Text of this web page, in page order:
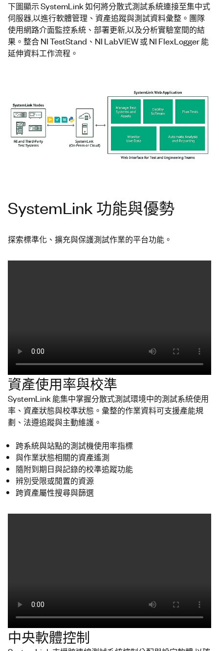
下圖顯示 SystemLink 如何將分散式測試系統連接至集中式
伺服器,以進行軟體管理、資產追蹤與測試資料彙整。團隊
使用網路介面監控系統、部署更新,以及分析實驗室間的結
果。整合 NI TestStand、NI LabVIEW 或 NI FlexLogger 能
延伸資料工作流程。
SystemLink 功能與優勢
探索標準化、擴充與保護測試作業的平台功能。
資產使用率與校準
SystemLink 能集中掌握分散式測試環境中的測試系統使用
率、資產狀態與校準狀態。彙整的作業資料可支援產能規
劃、法遵追蹤與主動維護。
跨系統與站點的測試機使用率指標
與作業狀態相關的資產遙測
隨附到期日與記錄的校準追蹤功能
辨別受限或閒置的資源
跨資產屬性搜尋與篩選
中央軟體控制